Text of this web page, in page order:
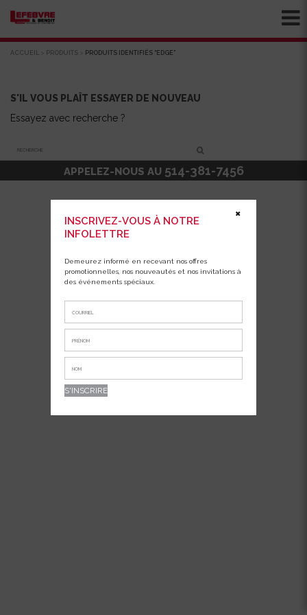
ACCUEIL > PRODUITS > PRODUITS IDENTIFIÉS “EDGE”
S'IL VOUS PLAÎT ESSAYER DE NOUVEAU
Essayez avec recherche ?
INSCRIVEZ-VOUS À NOTRE
INFOLETTRE
Demeurez informé en recevant nos offres
promotionnelles, nos nouveautés et nos invitations à
des événements spéciaux.
✖
APPELEZ-NOUS AU 514-381-7456